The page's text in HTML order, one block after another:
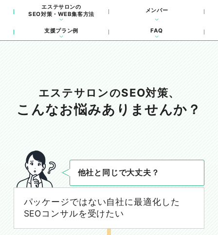
エステサロンの
SEO対策・WEB集客方法
メンバー
支援プラン例 FAQ
エステサロンのSEO対策、
こんなお悩みありませんか？
他社と同じで大丈夫？
パッケージではない自社に最適化した
SEOコンサルを受けたい